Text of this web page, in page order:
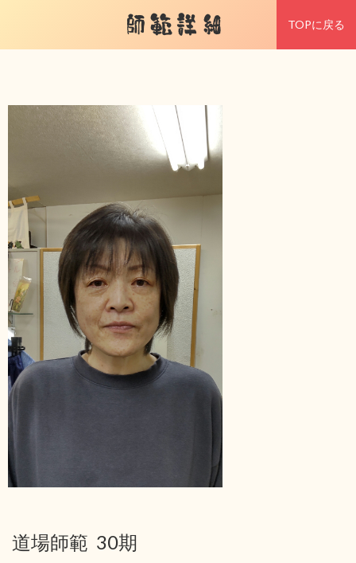
師範詳細 TOPに戻る
道場師範 30期